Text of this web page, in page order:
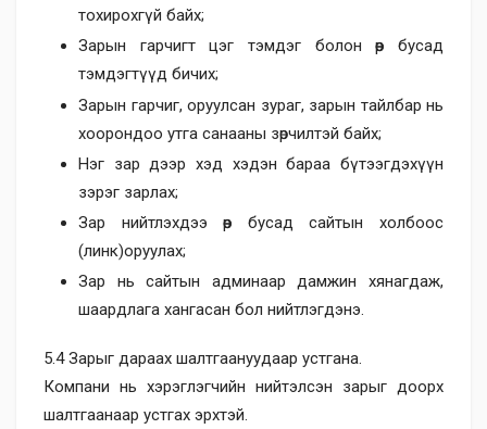
тохирохгүй байх;
Зарын гарчигт цэг тэмдэг болон өөр бусад
тэмдэгтүүд бичих;
Зарын гарчиг, оруулсан зураг, зарын тайлбар нь
хоорондоо утга санааны зөрчилтэй байх;
Нэг зар дээр хэд хэдэн бараа бүтээгдэхүүн
зэрэг зарлах;
Зар нийтлэхдээ өөр бусад сайтын холбоос
(линк)оруулах;
Зар нь сайтын админаар дамжин хянагдаж,
шаардлага хангасан бол нийтлэгдэнэ.
5.4 Зарыг дараах шалтгаануудаар устгана.
Компани нь хэрэглэгчийн нийтэлсэн зарыг доорх
шалтгаанаар устгах эрхтэй.